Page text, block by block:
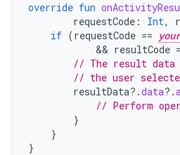
override fun
requestCode : Int,
if (requestCode ==
            &&
resultCode
// The result data
// the user
resultData?.data?.
// Perform
}
}
}